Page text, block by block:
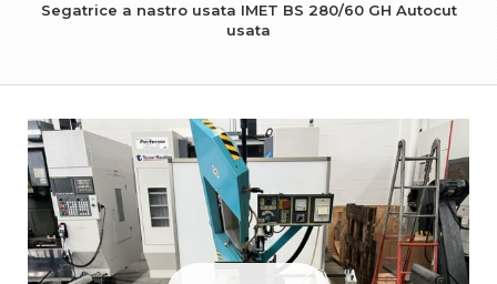
Segatrice a nastro usata IMET BS 280/60 GH Autocut
usata